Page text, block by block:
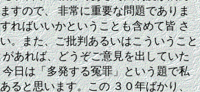
すので、 非常に重要な問題でありま
ればいいかということも含めて皆 さ
。また、ご批判あるいはこういうこと
あれば、どうぞご意見を出していた
日は「多発する冤罪」という題で私
ると思います。この ３０年ばかり、